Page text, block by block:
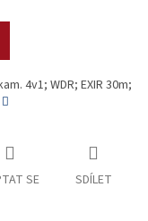
4v1; WDR; EXIR 30m;
SE SDÍLET